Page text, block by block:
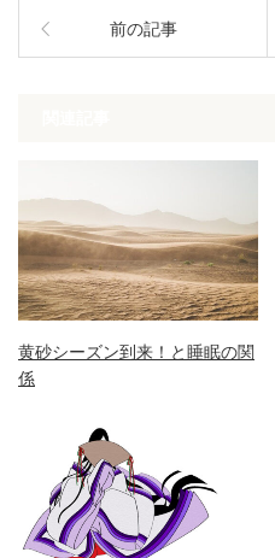
前の記事
黄砂シーズン到来！と睡眠の関
係